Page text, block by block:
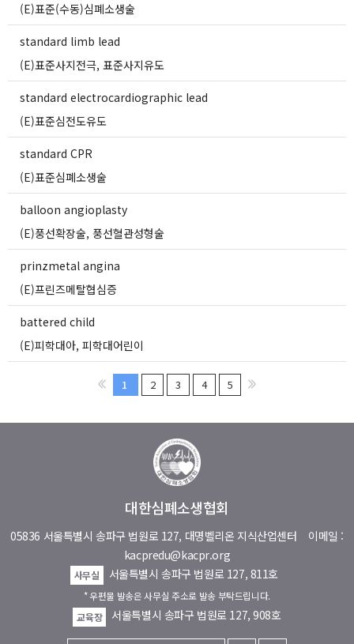
(E)표준(수동)심폐소생술
standard limb lead
(E)표준사지전극, 표준사지유도
standard electrocardiographic lead
(E)표준심전도유도
standard CPR
(E)표준심폐소생술
balloon angioplasty
(E)풍선확장술, 풍선혈관성형술
prinzmetal angina
(E)프린즈메탈협심증
battered child
(E)피학대아, 피학대어린이
1 2 3 4 5
대한심폐소생협회
05836 서울특별시 송파구 법원로 127, 대명벨리온 지식산업센터 이메일 :
kacpredu@kacpr.org
사무실 서울특별시 송파구 법원로 127, 811호
* 우편물 발송은 사무실 주소로 발송 부탁드립니다.
교육장
서울특별시 송파구 법원로 127, 908호